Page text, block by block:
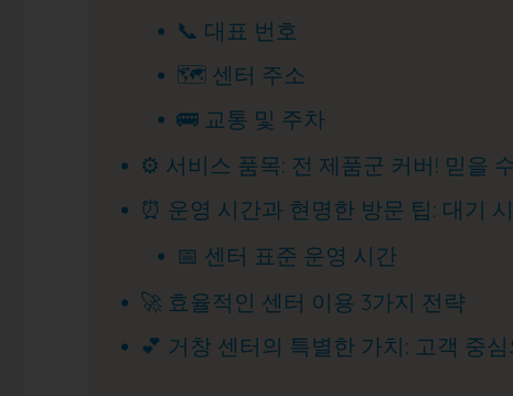
📞 대표 번호
🗺️ 센터 주소
🚌 교통 및 주차
⚙️ 서비스 품목: 전 제품군 커버! 믿을
⏰ 운영 시간과 현명한 방문 팁: 대기
📅 센터 표준 운영 시간
🚀 효율적인 센터 이용 3가지 전략
💕 거창 센터의 특별한 가치: 고객 중